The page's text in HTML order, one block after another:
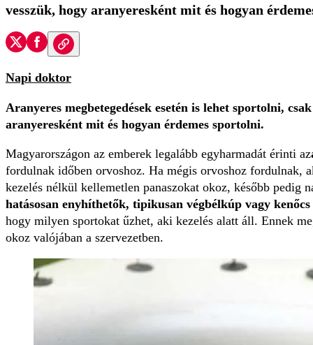
vesszük, hogy aranyeresként mit és hogyan
Napi doktor
Aranyeres megbetegedések esetén is lehet sportolni,
aranyeresként mit és hogyan érdemes sportolni.
Magyarországon az emberek legalább egyharmadát érinti az
fordulnak időben orvoshoz. Ha mégis orvoshoz fordulnak,
kezelés nélkül kellemetlen panaszokat okoz, később
hatásosan enyhíthetők, tipikusan végbélkúp vagy kenőcs
hogy milyen sportokat űzhet, aki kezelés alatt áll. Ennek
okoz valójában a szervezetben.